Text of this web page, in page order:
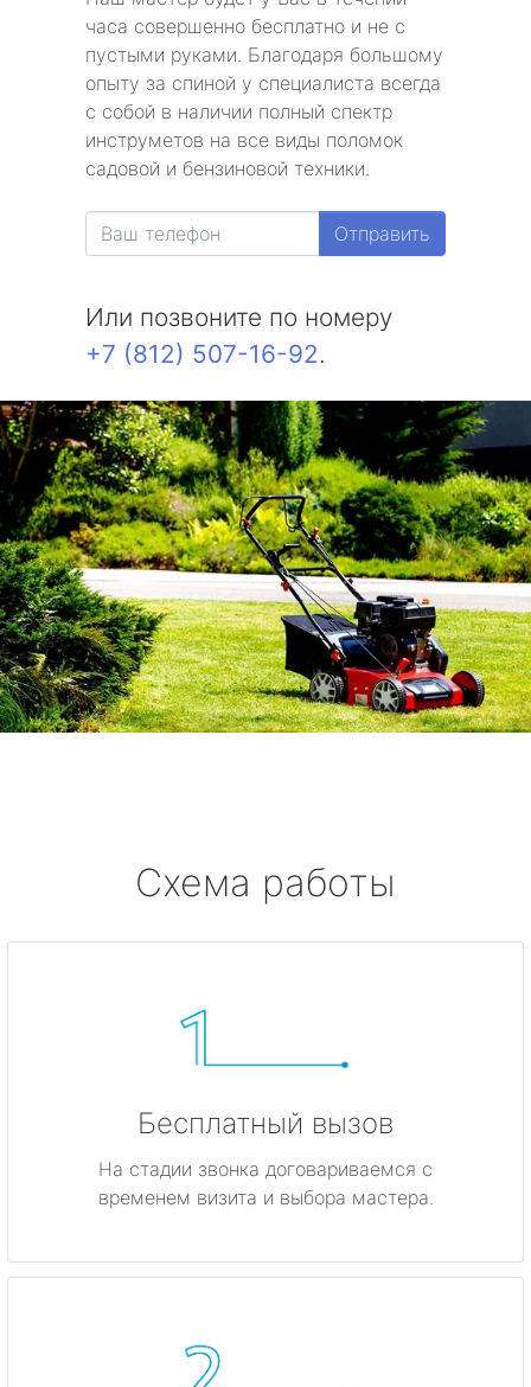
часа совершенно бесплатно и не с
пустыми руками. Благодаря большому
опыту за спиной у специалиста всегда
с собой в наличии полный спектр
инструметов на все виды поломок
садовой и бензиновой техники.
Отправить
Или позвоните по номеру
+7 (812) 507-16-92.
Схема работы
Бесплатный вызов
На стадии звонка договариваемся с
временем визита и выбора мастера.